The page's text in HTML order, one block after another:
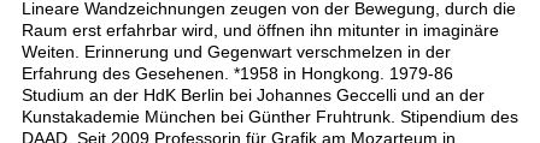
Lineare Wandzeichnungen zeugen von der Bewegung, durch die
Raum erst erfahrbar wird, und öffnen ihn mitunter in imaginäre
Weiten. Erinnerung und Gegenwart verschmelzen in der
Erfahrung des Gesehenen. *1958 in Hongkong. 1979-86
Studium an der HdK Berlin bei Johannes Geccelli und an der
Kunstakademie München bei Günther Fruhtrunk. Stipendium des
DAAD. Seit 2009 Professorin für Grafik am Mozarteum in